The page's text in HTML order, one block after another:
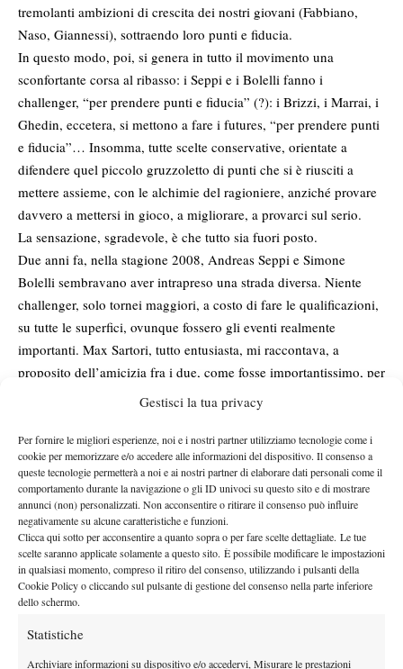
Gestisci la tua privacy
Per fornire le migliori esperienze, noi e i nostri partner utilizziamo tecnologie come i
cookie per memorizzare e/o accedere alle informazioni del dispositivo. Il consenso a
queste tecnologie permetterà a noi e ai nostri partner di elaborare dati personali come il
comportamento durante la navigazione o gli ID univoci su questo sito e di mostrare
annunci (non) personalizzati. Non acconsentire o ritirare il consenso può influire
negativamente su alcune caratteristiche e funzioni.
Clicca qui sotto per acconsentire a quanto sopra o per fare scelte dettagliate. Le tue
scelte saranno applicate solamente a questo sito. È possibile modificare le impostazioni
in qualsiasi momento, compreso il ritiro del consenso, utilizzando i pulsanti della
Cookie Policy o cliccando sul pulsante di gestione del consenso nella parte inferiore
dello schermo.
Statistiche
Archiviare informazioni su dispositivo e/o accedervi, Misurare le prestazioni
tremolanti ambizioni di crescita dei nostri giovani (Fabbiano,
Naso, Giannessi), sottraendo loro punti e fiducia.
In questo modo, poi, si genera in tutto il movimento una
sconfortante corsa al ribasso: i Seppi e i Bolelli fanno i
challenger, “per prendere punti e fiducia” (?): i Brizzi, i Marrai, i
Ghedin, eccetera, si mettono a fare i futures, “per prendere punti
e fiducia”… Insomma, tutte scelte conservative, orientate a
difendere quel piccolo gruzzoletto di punti che si è riusciti a
mettere assieme, con le alchimie del ragioniere, anziché provare
davvero a mettersi in gioco, a migliorare, a provarci sul serio.
La sensazione, sgradevole, è che tutto sia fuori posto.
Due anni fa, nella stagione 2008, Andreas Seppi e Simone
Bolelli sembravano aver intrapreso una strada diversa. Niente
challenger, solo tornei maggiori, a costo di fare le qualificazioni,
su tutte le superfici, ovunque fossero gli eventi realmente
importanti. Max Sartori, tutto entusiasta, mi raccontava, a
proposito dell’amicizia fra i due, come fosse importantissimo, per
Seppi, che aveva sempre tentato, in coraggiosa solitudine, una
a sé un supporto, un amico, come Simone, con cui condividere il
cammino. Risultato: Seppi, best ranking, 27 Atp, dopo la
semifinale di Amburgo. Bolelli, best ranking 36 Atp, dopo il
torneo di Parigi Bercy. Rispettivamente a 24 e 23 anni, e quindi
con ulteriori e significativi margini di crescita, per entrambi.
Una situazione che stride fortemente con la classifica Atp che
apparirà dopo Wimbledon, nella quale nessun azzurro sarà nei
primi 70 del mondo. Una classifica, appunto, da challenger.